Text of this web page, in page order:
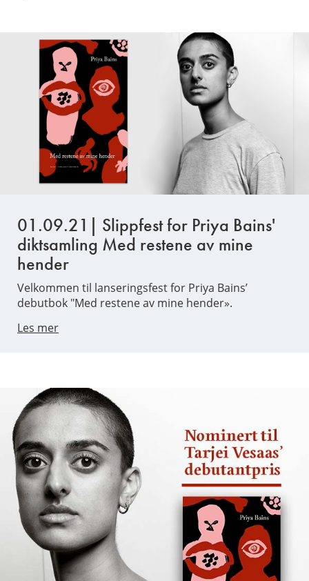
01.09.21| Slippfest for Priya Bains'
diktsamling Med restene av mine
hender
Velkommen til lanseringsfest for Priya Bains’
debutbok "Med restene av mine hender».
Les mer